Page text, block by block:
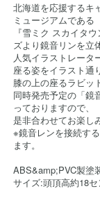
北海道を応援するキ
ミュージアムである
『雪ミク スカイタ
ズより鏡音リンを立
人気イラストレータ
座る姿をイラスト通
膝の上の座るラビッ
同時発売予定の「鏡
っておりますので、
是非合わせてお楽し
※鏡音レンを接続す
ます。
ABS&amp;PVC製塗
サイズ:頭頂高約18